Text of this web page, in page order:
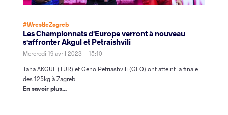
#WrestleZagreb
Les Championnats d'Europe verront à nouveau
s'affronter Akgul et Petraishvili
Mercredi 19 avril 2023 - 15:10
Taha AKGUL (TUR) et Geno Petriashvili (GEO) ont atteint la finale
des 125kg à Zagreb.
En savoir plus...